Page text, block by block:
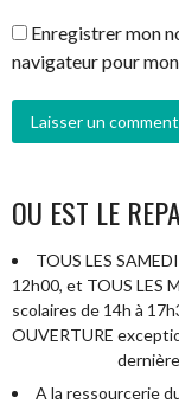
Enregistrer mon
navigateur pour
OU EST LE
TOUS LES
12h00, et TOUS LES
scolaires de 14h à
OUVERTURE
A la ressourcerie